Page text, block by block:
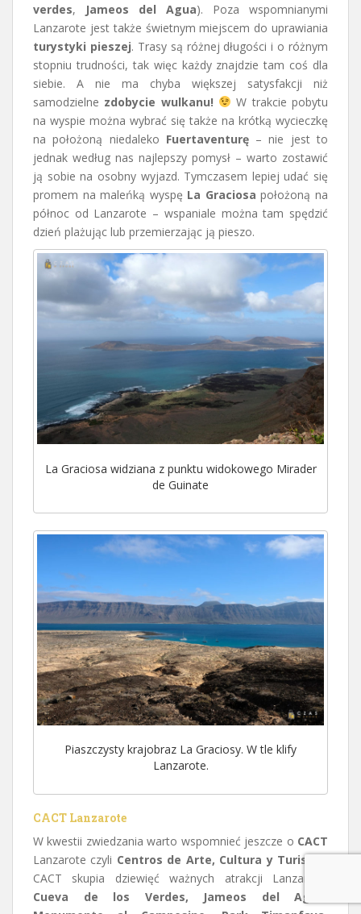
verdes, Jameos del Agua). Poza wspomnianymi
Lanzarote jest także świetnym miejscem do uprawiania
turystyki pieszej. Trasy są różnej długości i o różnym
stopniu trudności, tak więc każdy znajdzie tam coś dla
siebie. A nie ma chyba większej satysfakcji niż
samodzielne zdobycie wulkanu!
W trakcie pobytu
na wyspie można wybrać się także na krótką wycieczkę
na położoną niedaleko Fuertaventurę– nie jest to
jednak według nas najlepszy pomysł – warto zostawić
ją sobie na osobny wyjazd. Tymczasem lepiej udać się
promem na maleńką wyspę La Graciosa położoną na
północ od Lanzarote – wspaniale można tam spędzić
dzień plażując lub przemierzając ją pieszo.
La Graciosa widziana z punktu widokowego Mirader
de Guinate
Piaszczysty krajobraz La Graciosy. W tle klify
Lanzarote.
CACT Lanzarote
W kwestii zwiedzania warto wspomnieć jeszcze o CACT
Lanzarote czyli Centros de Arte, Cultura y Turismo.
CACT skupia dziewięć ważnych atrakcji Lanzarote:
Cueva de los Verdes, Jameos del Agua,